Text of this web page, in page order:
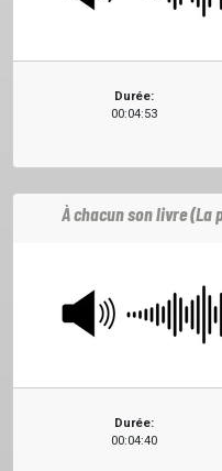
Durée:
00:04:53
À chacun son livre (La
Durée:
00:04:40